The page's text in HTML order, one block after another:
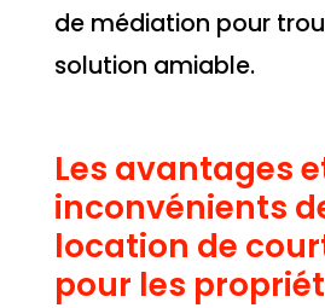
de médiation pour
solution amiable.
Les avantages
inconvénients
location de
pour les